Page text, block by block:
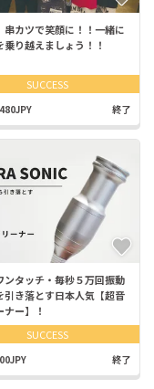
串カツで笑顔に！！一緒に
乗り越えましょう！！
SUCCESS
終了
ンタッチ・毎秒５万回振動
引き落とす日本人気【超音
ー】！
SUCCESS
終了